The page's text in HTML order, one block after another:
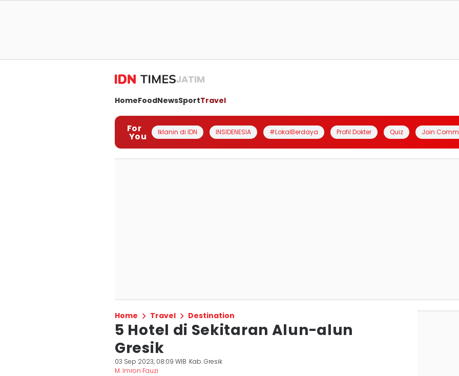
JATIM
HomeFoodNewsSportTravel
For
You Iklanin di IDN INSIDENESIA #LokalBerdaya Profil Dokter Quiz Join
Home Travel Destination
5 Hotel di Sekitaran Alun-alun
Gresik
03 Sep 2023, 08:09 WIB Kab. Gresik
M. Imron Fauzi